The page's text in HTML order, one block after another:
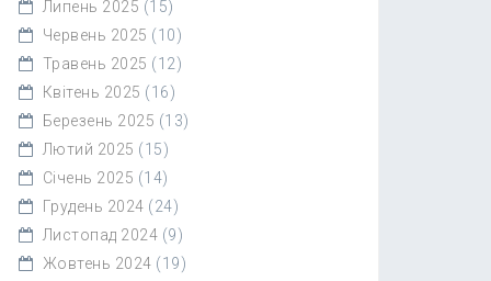
Липень 2025 (15)
Червень 2025 (10)
Травень 2025 (12)
Квітень 2025 (16)
Березень 2025 (13)
Лютий 2025 (15)
Січень 2025 (14)
Грудень 2024 (24)
Листопад 2024 (9)
Жовтень 2024 (19)